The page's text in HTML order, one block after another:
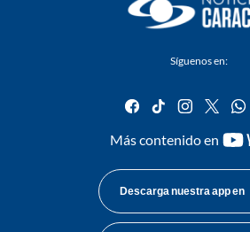
Síguenos en:
facebook
tiktok
Más contenido en
Descarga nuestra app en